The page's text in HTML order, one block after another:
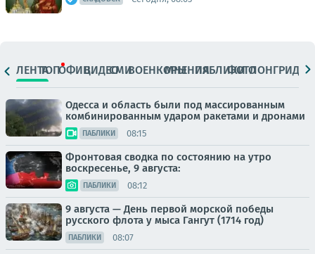
ЛЕНТАТОПОФИЦ.ВИДЕОСМИВОЕНКОРЫМНЕНИЯПАБЛИКИ
ФОТОЛОНГРИДЫ
Одесса и область были под массированным
комбинированным ударом ракетами и дронами
ПАБЛИКИ 08:15
Фронтовая сводка по состоянию на утро
воскресенье, 9 августа:
ПАБЛИКИ 08:12
9 августа — День первой морской победы
русского флота у мыса Гангут (1714 год)
ПАБЛИКИ 08:07